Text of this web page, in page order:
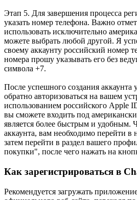
Этап 5. Для завершения процесса
указать номер телефона. Важно
использовать исключительно
можете выбрать любой другой. Я
своему аккаунту российский номер
номера прошу указывать его без
символа +7.
После успешного создания аккаунта
обратно авторизоваться на вашем
использованием российского Apple
вы сможете входить под
является более быстрым и удобным.
аккаунта, вам необходимо перейти в
затем перейти в раздел вашего
покупки", после чего нажать на
Как зарегистрироваться в
Рекомендуется загружать